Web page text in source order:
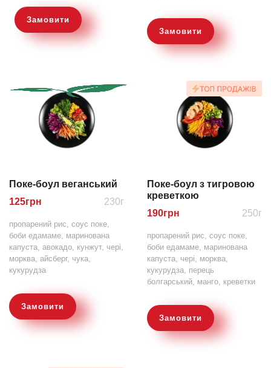
Замовити
Замовити
Поке-боул веганський
125грн 230г
пропарений рис, соус поке,
боби едамаме, маринована
капуста, авокадо, кунжут, чері,
морква, айсберг, чука,
кукурудза
Замовити
Поке-боул з тигровою
креветкою
190грн 250г
пропарений рис, соус поке,
боби едамаме, маринована
капуста, чері, морква,
кукурудза, перець
болгарський, манго, креветки
Замовити